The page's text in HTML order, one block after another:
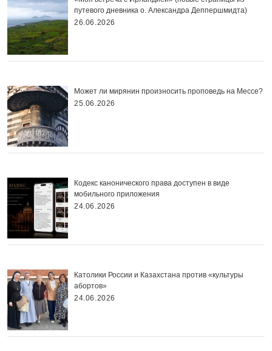
путевого дневника о. Александра Деппершмидта)
26.06.2026
Может ли мирянин произносить проповедь на Мессе?
25.06.2026
Кодекс канонического права доступен в виде
мобильного приложения
24.06.2026
Католики России и Казахстана против «культуры
абортов»
24.06.2026